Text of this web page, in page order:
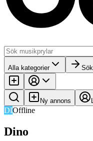
Alla kategorier Sök
Ny annons
DIOffline
Dino